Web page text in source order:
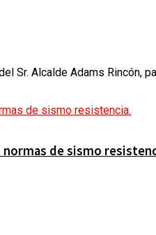
Sr. Alcalde Adams Rincón,
normas de sismo